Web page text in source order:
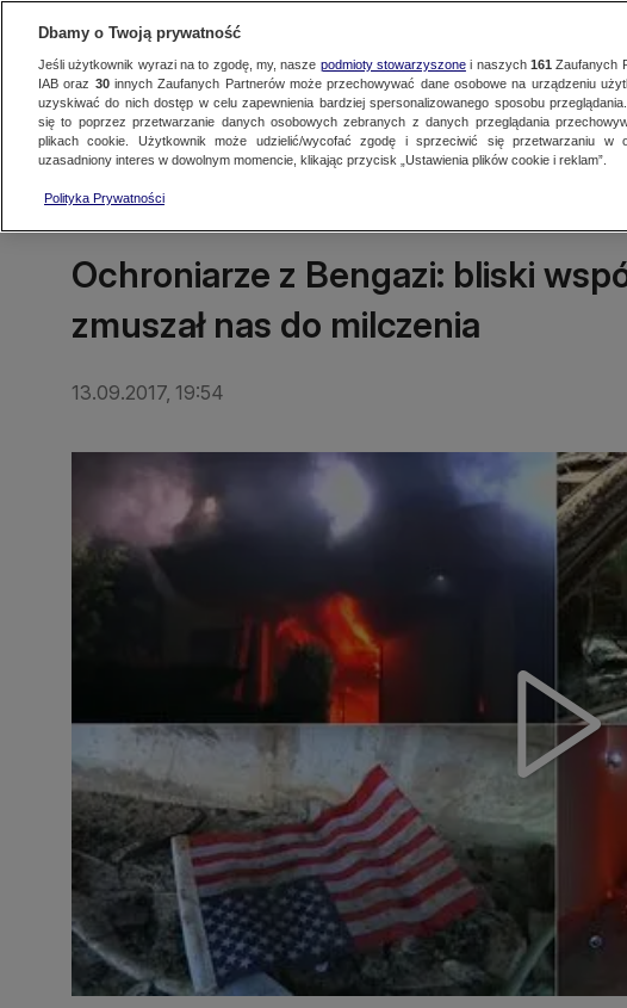
Oglądaj TVN24NajnowszeFaktyŚwiat PolskaRegionalne Więcej
Ochroniarze z Bengazi: bliski
zmuszał nas do milczenia
13.09.2017, 19:54
Dbamy o Twoją prywatność
Jeśli użytkownik wyrazi na to zgodę, my, nasze podmioty stowarzyszonei naszych 161 Zaufanych
IAB oraz 30innych Zaufanych Partnerów może przechowywać dane osobowe na urządzeniu
uzyskiwać do nich dostęp w celu zapewnienia bardziej spersonalizowanego sposobu
się to poprzez przetwarzanie danych osobowych zebranych z danych przeglądania
plikach cookie. Użytkownik może udzielić/wycofać zgodę i sprzeciwić się przetwarzaniu w
uzasadniony interes w dowolnym momencie, klikając przycisk „Ustawienia plików cookie i reklam”.
Polityka Prywatności